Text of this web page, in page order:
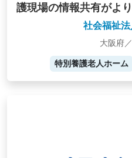
護現場の情報共有がよ
社会福祉
大阪府
特別養護老人ホーム